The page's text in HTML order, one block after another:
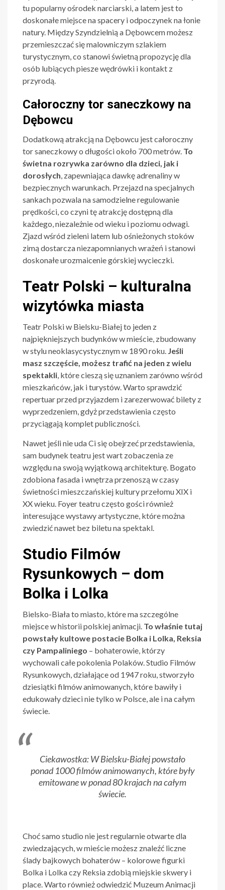
tu popularny ośrodek narciarski, a latem jest to
doskonałe miejsce na spacery i odpoczynek na łonie
natury. Między Szyndzielnią a Dębowcem możesz
przemieszczać się malowniczym szlakiem
turystycznym, co stanowi świetną propozycję dla
osób lubiących piesze wędrówki i kontakt z
przyrodą.
Całoroczny tor saneczkowy na
Dębowcu
Dodatkową atrakcją na Dębowcu jest całoroczny
tor saneczkowy o długości około 700 metrów. To
świetna rozrywka zarówno dla dzieci, jak i
dorosłych, zapewniająca dawkę adrenaliny w
bezpiecznych warunkach. Przejazd na specjalnych
sankach pozwala na samodzielne regulowanie
prędkości, co czyni tę atrakcję dostępną dla
każdego, niezależnie od wieku i poziomu odwagi.
Zjazd wśród zieleni latem lub ośnieżonych stoków
zimą dostarcza niezapomnianych wrażeń i stanowi
doskonałe urozmaicenie górskiej wycieczki.
Teatr Polski – kulturalna
wizytówka miasta
Teatr Polski w Bielsku-Białej to jeden z
najpiękniejszych budynków w mieście, zbudowany
w stylu neoklasycystycznym w 1890 roku. Jeśli
masz szczęście, możesz trafić na jeden z wielu
spektakli, które cieszą się uznaniem zarówno wśród
mieszkańców, jak i turystów. Warto sprawdzić
repertuar przed przyjazdem i zarezerwować bilety z
wyprzedzeniem, gdyż przedstawienia często
przyciągają komplet publiczności.
Nawet jeśli nie uda Ci się obejrzeć przedstawienia,
sam budynek teatru jest wart zobaczenia ze
względu na swoją wyjątkową architekturę. Bogato
zdobiona fasada i wnętrza przenoszą w czasy
świetności mieszczańskiej kultury przełomu XIX i
XX wieku. Foyer teatru często gości również
interesujące wystawy artystyczne, które można
zwiedzić nawet bez biletu na spektakl.
Studio Filmów
Rysunkowych – dom
Bolka i Lolka
Bielsko-Biała to miasto, które ma szczególne
miejsce w historii polskiej animacji. To właśnie tutaj
powstały kultowe postacie Bolka i Lolka, Reksia
czy Pampaliniego – bohaterowie, którzy
wychowali całe pokolenia Polaków. Studio Filmów
Rysunkowych, działające od 1947 roku, stworzyło
dziesiątki filmów animowanych, które bawiły i
edukowały dzieci nie tylko w Polsce, ale i na całym
świecie.
Ciekawostka: W Bielsku-Białej powstało
ponad 1000 filmów animowanych, które były
emitowane w ponad 80 krajach na całym
świecie.
Choć samo studio nie jest regularnie otwarte dla
zwiedzających, w mieście możesz znaleźć liczne
ślady bajkowych bohaterów – kolorowe figurki
Bolka i Lolka czy Reksia zdobią miejskie skwery i
place. Warto również odwiedzić Muzeum Animacji